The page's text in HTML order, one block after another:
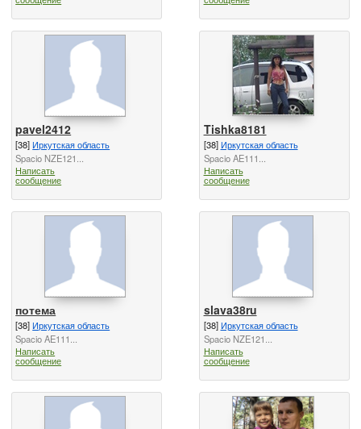
pavel2412
[38]Иркутская область
Spacio NZE121...
Написать
сообщение
Tishka8181
[38]Иркутская область
Spacio AE111...
Написать
сообщение
потема
[38]Иркутская область
Spacio AE111...
Написать
сообщение
slava38ru
[38]Иркутская область
Spacio NZE121...
Написать
сообщение